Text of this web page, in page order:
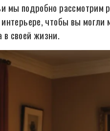
мы подробно рассмотрим
чтобы вы
своей жизни.